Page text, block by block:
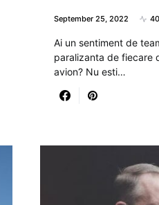
September 25, 2022
Ai un sentiment de
paralizanta de fiecare
avion? Nu esti…